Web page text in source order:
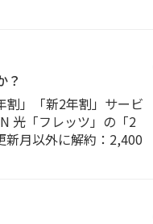
？
割」「新2年割」サービ
光「フレッツ」の「2
新月以外に解約：2,400